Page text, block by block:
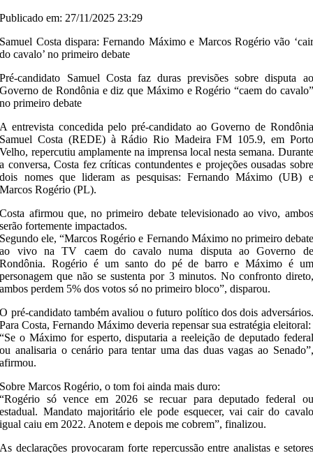
Publicado em: 27/11/2025 23:29
Samuel Costa dispara: Fernando Máximo e Marcos Rogério vão ‘cair
do cavalo’ no primeiro debate
Pré-candidato Samuel Costa faz duras previsões sobre disputa ao
Governo de Rondônia e diz que Máximo e Rogério “caem do cavalo”
no primeiro debate
A entrevista concedida pelo pré-candidato ao Governo de Rondônia
Samuel Costa (REDE) à Rádio Rio Madeira FM 105.9, em Porto
Velho, repercutiu amplamente na imprensa local nesta semana. Durante
a conversa, Costa fez críticas contundentes e projeções ousadas sobre
dois nomes que lideram as pesquisas: Fernando Máximo (UB) e
Marcos Rogério (PL).
Costa afirmou que, no primeiro debate televisionado ao vivo, ambos
serão fortemente impactados.
Segundo ele, “Marcos Rogério e Fernando Máximo no primeiro debate
ao vivo na TV caem do cavalo numa disputa ao Governo de
Rondônia. Rogério é um santo do pé de barro e Máximo é um
personagem que não se sustenta por 3 minutos. No confronto direto,
ambos perdem 5% dos votos só no primeiro bloco”, disparou.
O pré-candidato também avaliou o futuro político dos dois adversários.
Para Costa, Fernando Máximo deveria repensar sua estratégia eleitoral:
“Se o Máximo for esperto, disputaria a reeleição de deputado federal
ou analisaria o cenário para tentar uma das duas vagas ao Senado”,
afirmou.
Sobre Marcos Rogério, o tom foi ainda mais duro:
“Rogério só vence em 2026 se recuar para deputado federal ou
estadual. Mandato majoritário ele pode esquecer, vai cair do cavalo
igual caiu em 2022. Anotem e depois me cobrem”, finalizou.
As declarações provocaram forte repercussão entre analistas e setores